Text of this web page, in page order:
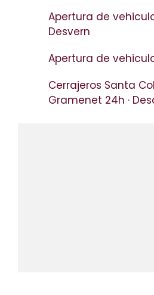
Apertura de
Desvern
Apertura de
Cerrajeros Santa
Gramenet 24h ·